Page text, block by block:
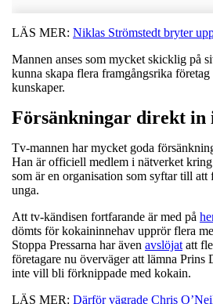
LÄS MER: Niklas Strömstedt bryter
Mannen anses som mycket skicklig på
kunna skapa flera framgångsrika
kunskaper.
Försänkningar direkt in
Tv-mannen har mycket goda
Han är officiell medlem i nätverket
som är en organisation som syftar till att
unga.
Att tv-kändisen fortfarande är med på
dömts för kokaininnehav upprör flera
Stoppa Pressarna har även avslöjat att
företagare nu överväger att lämna Prins
inte vill bli förknippade med kokain.
LÄS MER: Därför vägrade Chris